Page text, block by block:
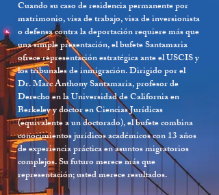
Cuando su caso de residencia permanente por
matrimonio, visa de trabajo, visa de inversionista
o defensa contra la deportación requiere más que
una simple presentación, el bufete Santamaria
ofrece representación estratégica ante el USCIS y
los tribunales de inmigración. Dirigido por el
Dr. Marc Anthony Santamaria, profesor de
Derecho en la Universidad de California en
Berkeley y doctor en Ciencias Jurídicas
(equivalente a un doctorado), el bufete combina
conocimientos jurídicos académicos con 13 años
de experiencia práctica en asuntos migratorios
complejos. Su futuro merece más que
representación; usted merece resultados.